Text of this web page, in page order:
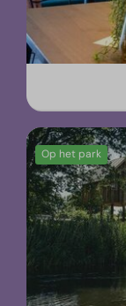
Op het park